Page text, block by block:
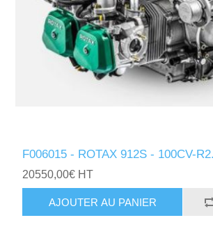
F006015 - ROTAX 912S - 100CV-
20550,00€ HT
AJOUTER AU PANIER